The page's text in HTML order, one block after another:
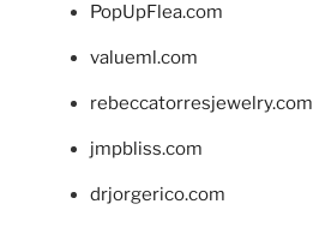
PopUpFlea.com
valueml.com
rebeccatorresjewelry.com
jmpbliss.com
drjorgerico.com